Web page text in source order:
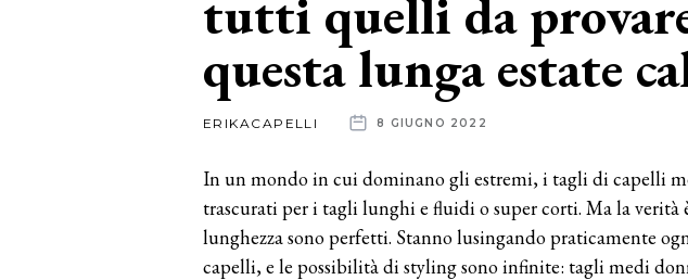
tutti quelli da
questa lunga estate
ERIKACAPELLI 8 GIUGNO 2022
In un mondo in cui dominano gli estremi, i tagli di capelli
trascurati per i tagli lunghi e fluidi o super corti. Ma la verità
lunghezza sono perfetti. Stanno lusingando praticamente
capelli, e le possibilità di styling sono infinite: tagli medi